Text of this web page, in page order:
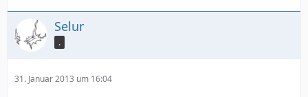
Selur
.
31. Januar 2013 um 16:04